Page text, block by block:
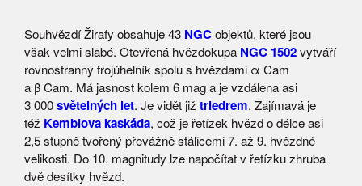
Souhvězdí Žirafy obsahuje 43 NGCobjektů, které jsou
však velmi slabé. Otevřená hvězdokupa NGC 1502vytváří
rovnostranný trojúhelník spolu s hvězdami α Cam
a β Cam. Má jasnost kolem 6 mag a je vzdálena asi
3 000světelných let. Je vidět již triedrem. Zajímavá je
též Kemblova kaskáda, což je řetízek hvězd o délce asi
2,5 stupně tvořený převážně stálicemi 7. až 9. hvězdné
velikosti. Do 10. magnitudy lze napočítat v řetízku zhruba
dvě desítky hvězd.